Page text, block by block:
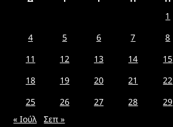
1
4
5 6 7 8
11
12 13 14 15
18
19 20 21 22
25
26 27 28 29
« Ιούλ
Σεπ »